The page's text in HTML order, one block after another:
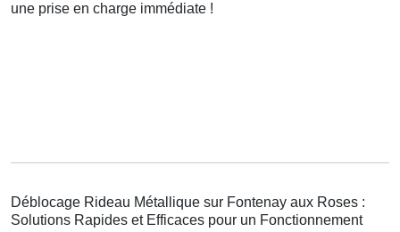
une prise en charge immédiate !
Déblocage Rideau Métallique sur Fontenay aux Roses :
Solutions Rapides et Efficaces pour un Fonctionnement